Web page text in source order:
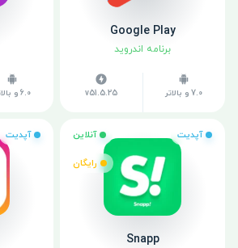
Google Play
برنامه اندروید
7.0 و بالاتر v51.5.25 6.0 و بالاتر
آپدیت آنلاین
رایگان
Snapp
آپدیت